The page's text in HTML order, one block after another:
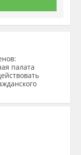
палата